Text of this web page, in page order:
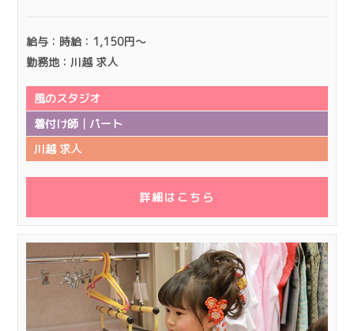
給与：時給：1,150円～
勤務地：川越 求人
風のスタジオ
着付け師│パート
川越 求人
詳細はこちら